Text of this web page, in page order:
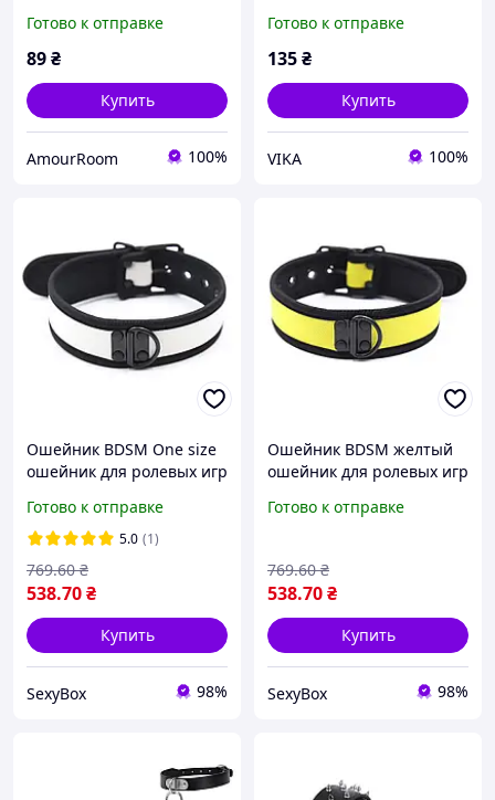
игр SvitSpokus
Готово к отправке
89₴
Купить
AmourRoom 100%
Готово к отправке
135₴
Купить
VIKA 100%
Ошейник BDSM One size
ошейник для ролевых игр
стильный кожаный
ошейник на шею
Готово к отправке
5.0 (1)
538.70₴
769.60 ₴
Купить
SexyBox 98%
Ошейник BDSM желтый
ошейник для ролевых игр
аксессуар для БДСМ
Готово к отправке
538.70₴
769.60 ₴
Купить
SexyBox 98%